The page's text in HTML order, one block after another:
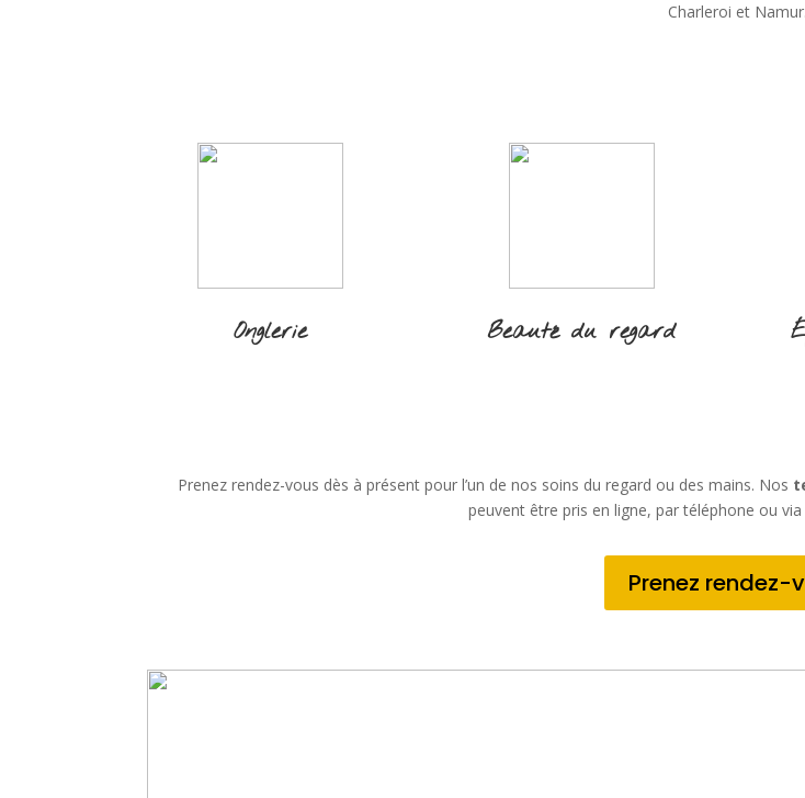
Charleroi et Namur.
Onglerie Beauté du regard
Prenez rendez-vous dès à présent pour l’un de nos soins du regard ou des mains. Nos
peuvent être pris en ligne, par téléphone ou
Prenez rendez-